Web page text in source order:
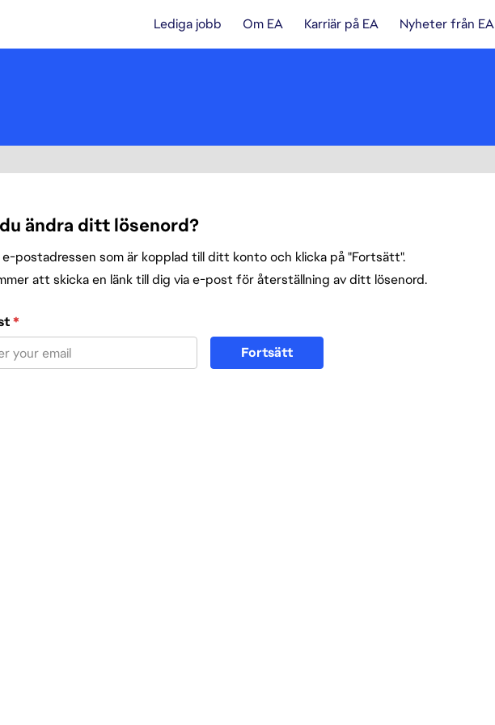
Lediga jobb Om EA Karriär på EA Nyheter från EA
ändra ditt lösenord?
postadressen som är kopplad till ditt konto och klicka på "Fortsätt".
att skicka en länk till dig via e-post för återställning av ditt lösenord.
med din e-post
*
Fortsätt